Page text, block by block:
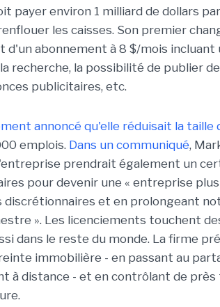
payer environ 1 milliard de dollars
les caisses. Son premier
d'un abonnement à 8 $/mois
recherche, la possibilité de publier
publicitaires, etc.
annoncé qu'elle réduisait la taille
emplois. Dans un communiqué,
prendrait également un
pour devenir une « entreprise
discrétionnaires et en prolongeant
». Les licenciements touchent
dans le reste du monde. La firme
immobilière - en passant au
à distance - et en contrôlant de